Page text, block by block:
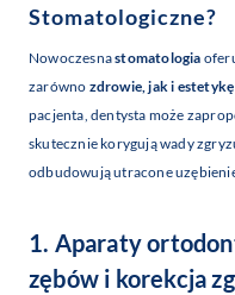
Stomatologiczne?
Nowoczesnastomatologia
zarówno zdrowie, jak i estetykę
pacjenta, dentysta może
skutecznie korygują wady
odbudowują utracone
1. Aparaty
zębów i korekcja